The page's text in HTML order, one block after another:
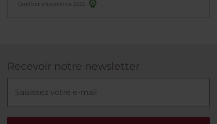
Certificat d’excellence 2025
Recevoir notre newsletter